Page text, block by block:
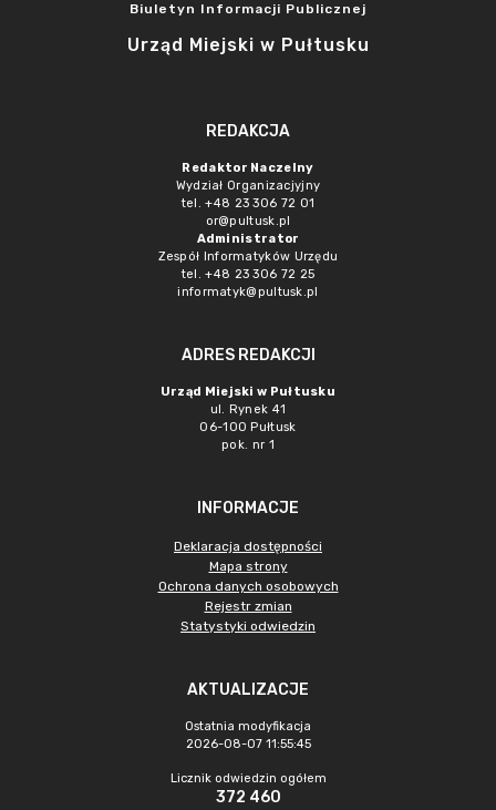
Biuletyn Informacji Publicznej
Urząd Miejski w Pułtusku
REDAKCJA
Redaktor Naczelny
Wydział Organizacjyjny
tel. +48 23 306 72 01
or@pultusk.pl
Administrator
Zespół Informatyków Urzędu
tel. +48 23 306 72 25
informatyk@pultusk.pl
ADRES REDAKCJI
Urząd Miejski w Pułtusku
ul. Rynek 41
06-100 Pułtusk
pok. nr 1
INFORMACJE
Deklaracja dostępności
Mapa strony
Ochrona danych osobowych
Rejestr zmian
Statystyki odwiedzin
AKTUALIZACJE
Ostatnia modyfikacja
2026-08-07 11:55:45
Licznik odwiedzin ogółem
372 460